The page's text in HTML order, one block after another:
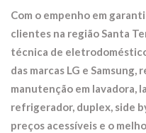
Com o empenho em
clientes na regiãoSanta
técnica de
das marcas LG e Samsung,
manutenção em lavadora,
refrigerador, duplex, side
preços acessíveis e o